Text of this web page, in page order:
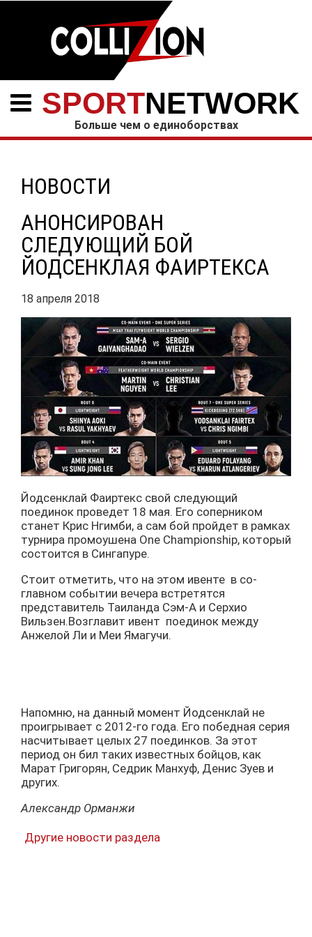
SPORTNETWORK
Больше чем о единоборствах
НОВОСТИ
АНОНСИРОВАН
СЛЕДУЮЩИЙ БОЙ
ЙОДСЕНКЛАЯ ФАИРТЕКСА
18 апреля 2018
Йодсенклай Фаиртекс свой следующий
поединок проведет 18 мая. Его соперником
станет Крис Нгимби, а сам бой пройдет в рамках
турнира промоушена One Championship, который
состоится в Сингапуре.
Стоит отметить, что на этом ивенте в со-
главном событии вечера встретятся
представитель Таиланда Сэм-А и Серхио
Вильзен.Возглавит ивент поединок между
Анжелой Ли и Меи Ямагучи.
Напомню, на данный момент Йодсенклай не
проигрывает с 2012-го года. Его победная серия
насчитывает целых 27 поединков. За этот
период он бил таких известных бойцов, как
Марат Григорян, Седрик Манхуф, Денис Зуев и
других.
Александр Орманжи
Другие новости раздела